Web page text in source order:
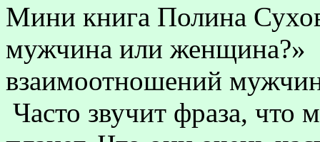
Мини книга Полина
мужчина или женщина?»
взаимоотношений
Часто звучит фраза,